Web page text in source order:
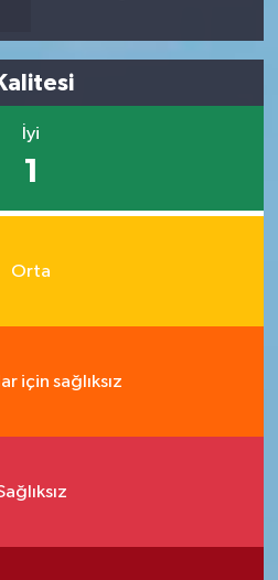
İyi
1
Orta
için sağlıksız